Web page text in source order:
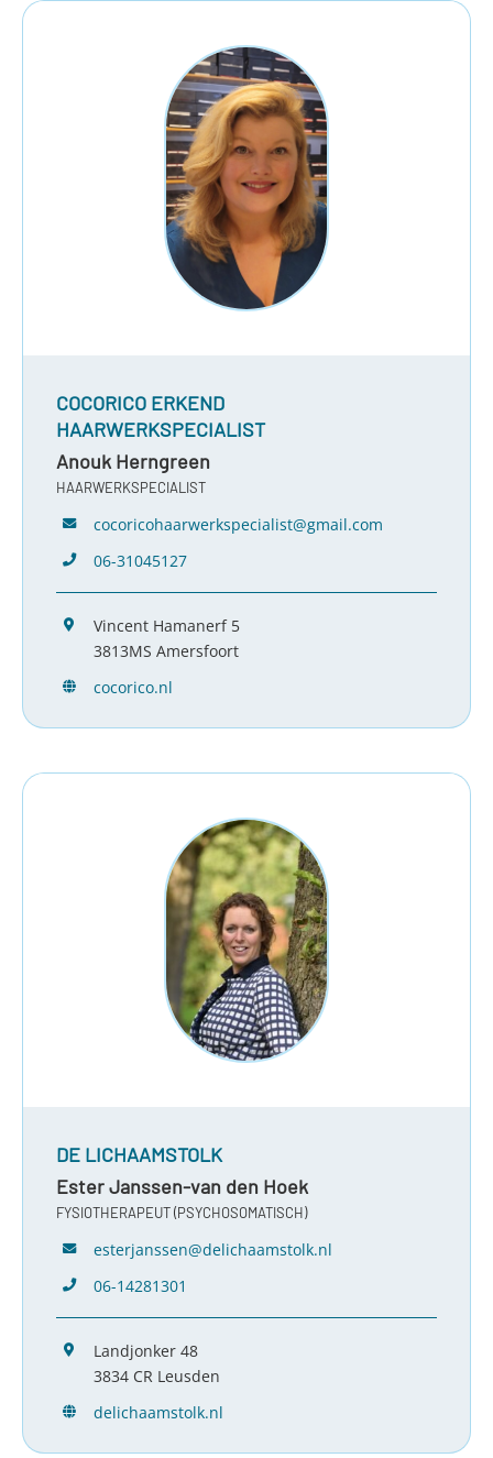
COCORICO ERKEND
HAARWERKSPECIALIST
Anouk Herngreen
HAARWERKSPECIALIST
cocoricohaarwerkspecialist@gmail.com
06-31045127
Vincent Hamanerf 5
3813MS Amersfoort
cocorico.nl
DE LICHAAMSTOLK
Ester Janssen-van den Hoek
FYSIOTHERAPEUT (PSYCHOSOMATISCH)
esterjanssen@delichaamstolk.nl
06-14281301
Landjonker 48
3834 CR Leusden
delichaamstolk.nl